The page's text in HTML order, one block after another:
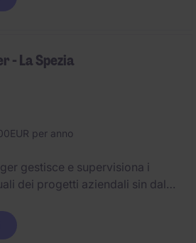
- La Spezia
per anno
gestisce e supervisiona i
dei progetti aziendali sin dalla
e legali per garantire
mitigazione dei rischi e